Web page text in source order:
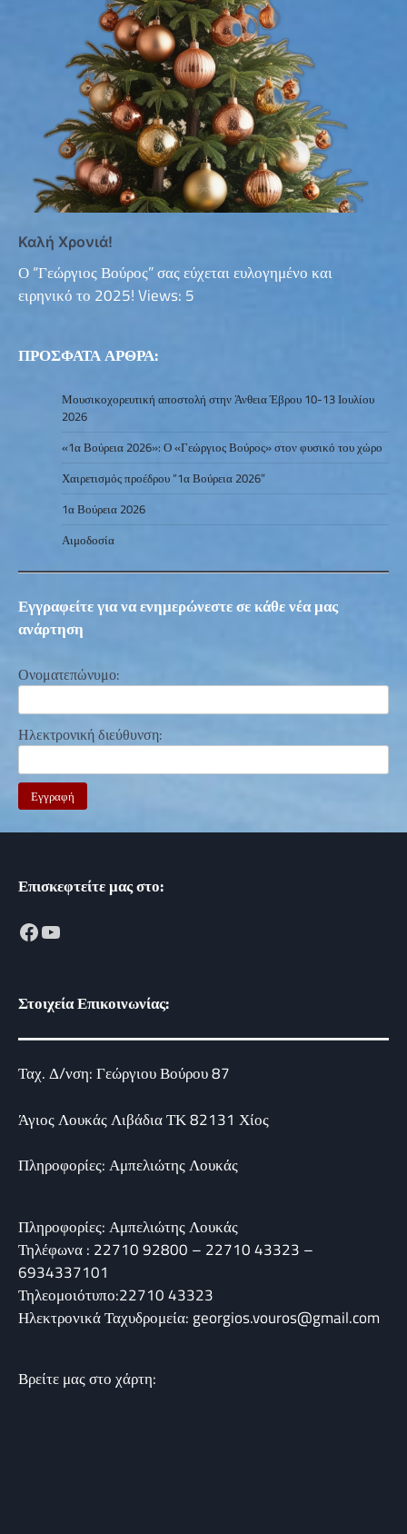
Καλή Χρονιά!
Ο “Γεώργιος Βούρος” σας εύχεται ευλογημένο και
ειρηνικό το 2025! Views: 5
ΠΡΟΣΦΑΤΑ ΑΡΘΡΑ:
Μουσικοχορευτική αποστολή στην Άνθεια Έβρου 10-13 Ιουλίου
2026
«1α Βούρεια 2026»: Ο «Γεώργιος Βούρος» στον φυσικό του χώρο
Χαιρετισμός προέδρου “1α Βούρεια 2026”
1α Βούρεια 2026
Αιμοδοσία
Εγγραφείτε για να ενημερώνεστε σε κάθε νέα μας
ανάρτηση
Ονοματεπώνυμο:
Ηλεκτρονική διεύθυνση:
Επισκεφτείτε μας στο:
Facebook
YouTube
Στοιχεία Επικοινωνίας:
Ταχ. Δ/νση: Γεώργιου Βούρου 87
Άγιος Λουκάς Λιβάδια ΤΚ 82131 Χίος
Πληροφορίες: Αμπελιώτης Λουκάς
Πληροφορίες: Αμπελιώτης Λουκάς
Τηλέφωνα : 22710 92800 – 22710 43323 –
6934337101
Τηλεομοιότυπο:22710 43323
Ηλεκτρονικά Ταχυδρομεία: georgios.vouros@gmail.com
Βρείτε μας στο χάρτη: